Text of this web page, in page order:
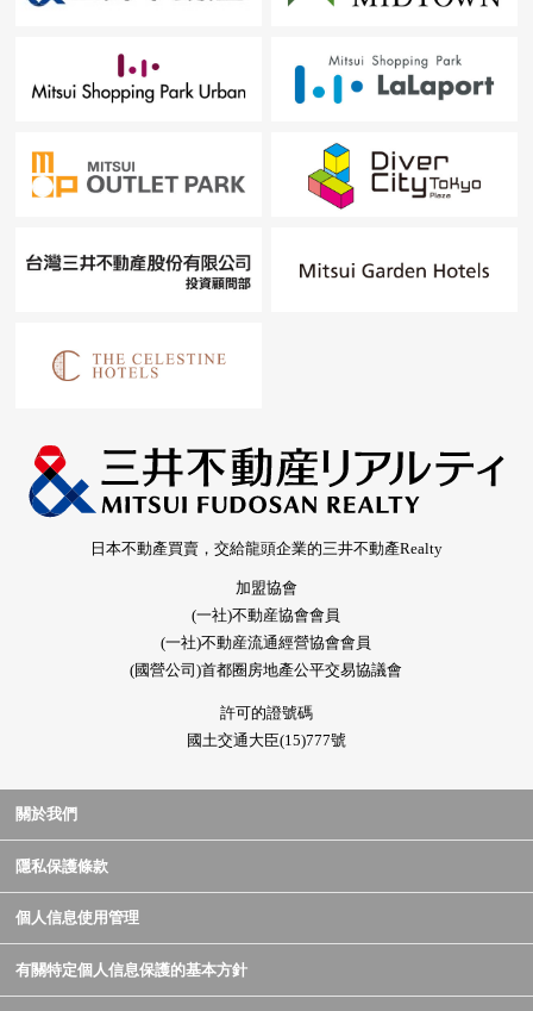
日本不動產買賣，交給龍頭企業的三井不動產Realty
加盟協會
(一社)不動産協會會員
(一社)不動産流通經營協會會員
(國營公司)首都圈房地產公平交易協議會
許可的證號碼
國土交通大臣(15)777號
關於我們
隱私保護條款
個人信息使用管理
有關特定個人信息保護的基本方針